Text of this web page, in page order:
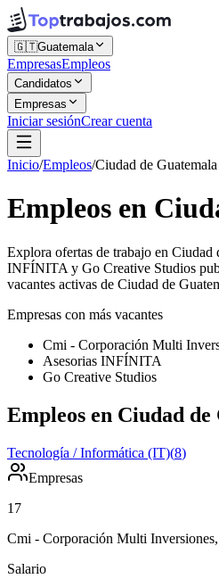
🇬🇹Guatemala
EmpresasEmpleos
Candidatos
Empresas
Iniciar sesiónCrear cuenta
Inicio/Empleos/Ciudad de Guatemala
Empleos en
Explora ofertas de trabajo en
INFÍNITA y Go Creative Studios
vacantes activas de Ciudad de
Empresas con más vacantes
Cmi - Corporación Multi
Asesorias INFÍNITA
Go Creative Studios
Empleos en Ciudad
Tecnología / Informática (IT)(8)
Empresas
17
Cmi - Corporación Multi
Salario